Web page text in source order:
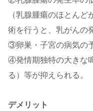
（乳腺腫瘍のほとん
術を行うと、乳がんの
③卵巣・子宮の病気の
④発情期独特の大きな
る）等が抑えられる。
デメリット